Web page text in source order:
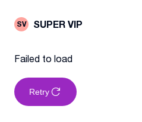
SV SUPER VIP
Failed to load
Retry